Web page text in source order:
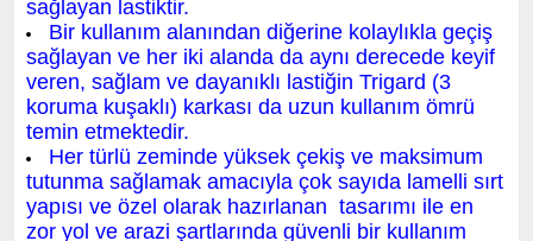
sağlayan lastiktir.
Bir kullanım alanından diğerine kolaylıkla geçiş
sağlayan ve her iki alanda da aynı derecede keyif
veren, sağlam ve dayanıklı lastiğin Trigard (3
koruma kuşaklı) karkası da uzun kullanım ömrü
temin etmektedir.
Her türlü zeminde yüksek çekiş ve maksimum
tutunma sağlamak amacıyla çok sayıda lamelli sırt
yapısı ve özel olarak hazırlanan tasarımı ile en
zor yol ve arazi şartlarında güvenli bir kullanım